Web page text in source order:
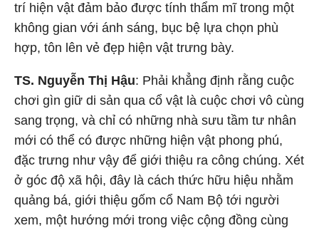
trí hiện vật đảm bảo được tính thẩm mĩ trong một
không gian với ánh sáng, bục bệ lựa chọn phù
hợp, tôn lên vẻ đẹp hiện vật trưng bày.
TS. Nguyễn Thị Hậu: Phải khẳng định rằng cuộc
chơi gìn giữ di sản qua cổ vật là cuộc chơi vô cùng
sang trọng, và chỉ có những nhà sưu tầm tư nhân
mới có thể có được những hiện vật phong phú,
đặc trưng như vậy để giới thiệu ra công chúng. Xét
ở góc độ xã hội, đây là cách thức hữu hiệu nhằm
quảng bá, giới thiệu gốm cổ Nam Bộ tới người
xem, một hướng mới trong việc cộng đồng cùng